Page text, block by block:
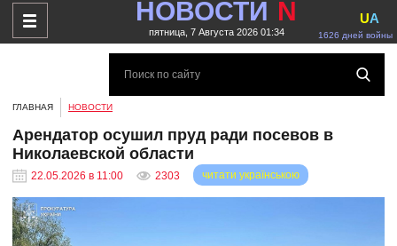
НОВОСТИ N
пятница, 7 Августа 2026 01:34 1626 дней войны
UA
ГЛАВНАЯ НОВОСТИ
Арендатор осушил пруд ради посевов в
Николаевской области
22.05.2026 в 11:00 2303 читати українською